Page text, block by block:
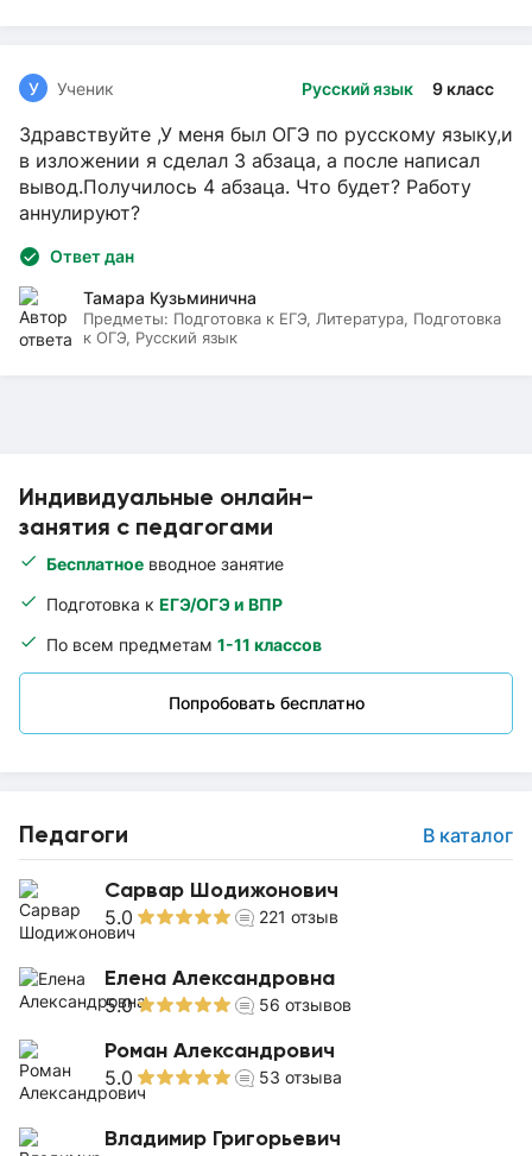
Индивидуальные онлайн-
занятия с педагогами
Бесплатное вводное занятие
Подготовка к ЕГЭ/ОГЭ и ВПР
По всем предметам 1-11 классов
Попробовать бесплатно
Педагоги В каталог
Сарвар Шодижонович
5.0 221 отзыв
Елена Александровна
5.0 56 отзывов
Роман Александрович
5.0 53 отзыва
Владимир Григорьевич
Русский язык 9 класс
У Ученик
Здравствуйте ,У меня был ОГЭ по русскому языку,и
в изложении я сделал 3 абзаца, а после написал
вывод.Получилось 4 абзаца. Что будет? Работу
аннулируют?
Ответ дан
Тамара Кузьминична
Предметы: Подготовка к ЕГЭ, Литература, Подготовка
к ОГЭ, Русский язык